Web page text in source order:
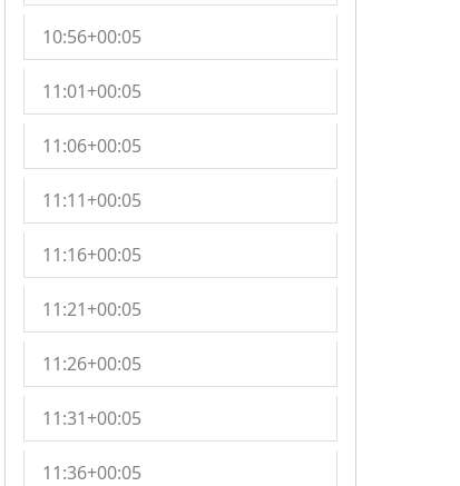
10:56+00:05
11:01+00:05
11:06+00:05
11:11+00:05
11:16+00:05
11:21+00:05
11:26+00:05
11:31+00:05
11:36+00:05